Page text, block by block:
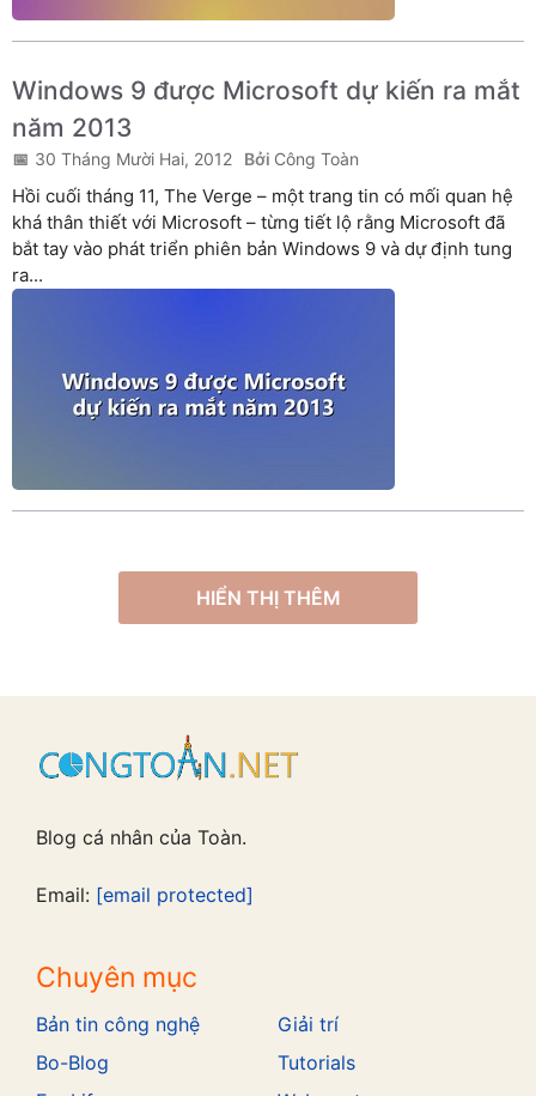
Windows 9 được Microsoft dự kiến ra mắt
năm 2013
30 Tháng Mười Hai, 2012 Công Toàn
Hồi cuối tháng 11, The Verge – một trang tin có mối quan hệ
khá thân thiết với Microsoft – từng tiết lộ rằng Microsoft đã
bắt tay vào phát triển phiên bản Windows 9 và dự định tung
ra...
HIỂN THỊ THÊM
Blog cá nhân của Toàn.
Email: [email protected]
Chuyên mục
Bản tin công nghệ
Bo-Blog
Giải trí
Tutorials